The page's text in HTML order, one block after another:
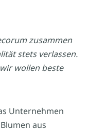
zusammen
stets verlassen.
wollen beste
Unternehmen
aus